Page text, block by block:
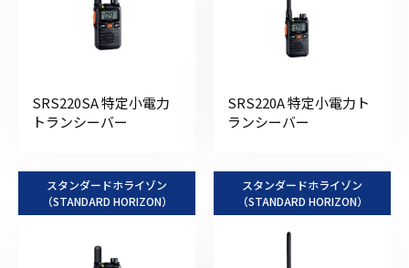
SRS220SA 特定小電力
トランシーバー
SRS220A 特定小電力ト
ランシーバー
スタンダードホライゾン
（STANDARD HORIZON）
スタンダードホライゾン
（STANDARD HORIZON）